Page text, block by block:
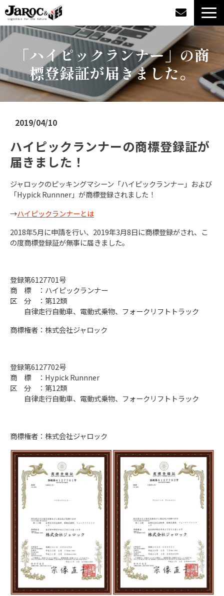
製品情報
導入事例
企業情報
カタログダウンロード
ジャロックコラム
採用情報
オンラインショップ
「ハイピックランナー」の商
標登録証が届きました。
2019/04/10
ハイピックランナーの商標登録証が
届きました！
ジャロックのピッキングマシーン「ハイピックランナー」および
「Hypick Runnner」が商標登録されました！
→ハイピックランナーとは
2018年5月に申請を行い、2019年3月8日に商標登録がされ、こ
の度商標登録証が無事に届きました。
登録第6127701号
商 標 ：ハイピックランナー
区 分 ：第12類
自律走行自動車、電動式乗物、フォークリフトトラック
商標権者：株式会社ジャロック
登録第6127702号
商 標 ：Hypick Runnner
区 分 ：第12類
自律走行自動車、電動式乗物、フォークリフトトラック
商標権者：株式会社ジャロック